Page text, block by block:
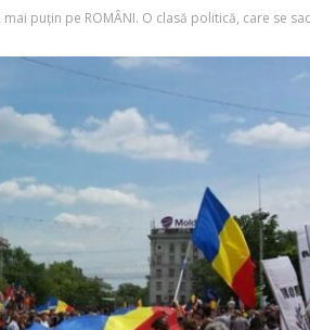
puțin pe ROMÂNI. O clasă politică, care se